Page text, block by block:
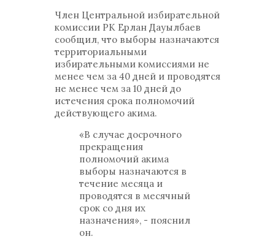
Член Центральной избирательной
комиссии РК Ерлан Дауылбаев
сообщил, что выборы назначаются
территориальными
избирательными комиссиями не
менее чем за 40 дней и проводятся
не менее чем за 10 дней до
истечения срока полномочий
действующего акима.
«В случае досрочного
прекращения
полномочий акима
выборы назначаются в
течение месяца и
проводятся в месячный
срок со дня их
назначения», - пояснил
он.